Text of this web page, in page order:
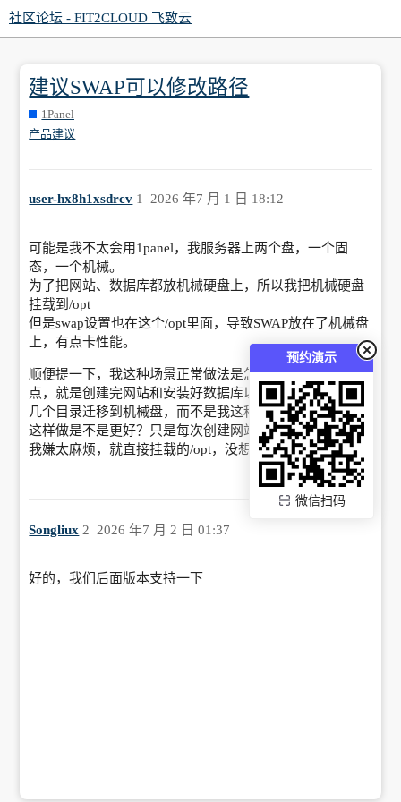
预约演示
微信扫码
社区论坛 - FIT2CLOUD 飞致云
建议SWAP可以修改路径
1Panel
产品建议
user-hx8h1xsdrcv 2026 年7 月 1 日 18:12
1
可能是我不太会用1panel，我服务器上两个盘，一个固
态，一个机械。
为了把网站、数据库都放机械硬盘上，所以我把机械硬盘
挂载到/opt
但是swap设置也在这个/opt里面，导致SWAP放在了机械盘
上，有点卡性能。
顺便提一下，我这种场景正常做法是怎样，如果更精细一
点，就是创建完网站和安装好数据库以后，用软连接把那
几个目录迁移到机械盘，而不是我这种直接挂到/opt的。
这样做是不是更好？只是每次创建网站都要这么搞一下，
我嫌太麻烦，就直接挂载的/opt，没想到swap路径不能改
Songliux 2026 年7 月 2 日 01:37
2
好的，我们后面版本支持一下